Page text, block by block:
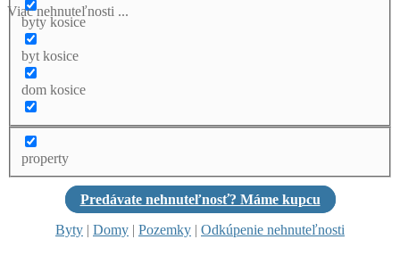
Viac nehnuteľnosti ...
byty kosice
byt kosice
dom kosice
property
Predávate nehnuteľnosť? Máme kupcu
Byty | Domy | Pozemky | Odkúpenie nehnuteľnosti